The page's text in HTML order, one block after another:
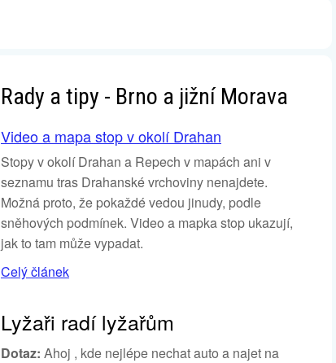
Rady a tipy - Brno a jižní Morava
Video a mapa stop v okolí Drahan
Stopy v okolí Drahan a Repech v mapách ani v
seznamu tras Drahanské vrchoviny nenajdete.
Možná proto, že pokaždé vedou jinudy, podle
sněhových podmínek. Video a mapka stop ukazují,
jak to tam může vypadat.
Celý článek
Lyžaři radí lyžařům
Dotaz: Ahoj , kde nejlépe nechat auto a najet na